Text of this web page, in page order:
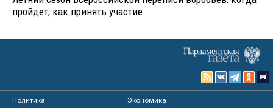
пройдет, как принять участие
Политика
Экономика